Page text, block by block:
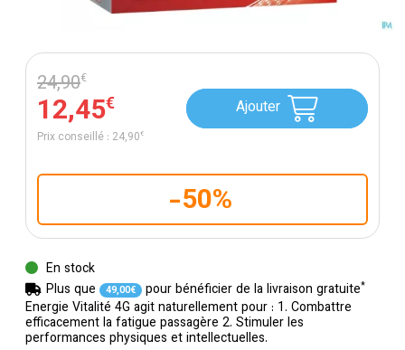
Energie Vitalité 4G agit naturellement pour : 1. Combattre
efficacement la fatigue passagère 2. Stimuler les
performances physiques et intellectuelles.
24,90€
12,45€
Prix conseillé : 24,90€
Ajouter
-50%
En stock
Plus que
49,00€ pour bénéficier de la livraison gratuite*